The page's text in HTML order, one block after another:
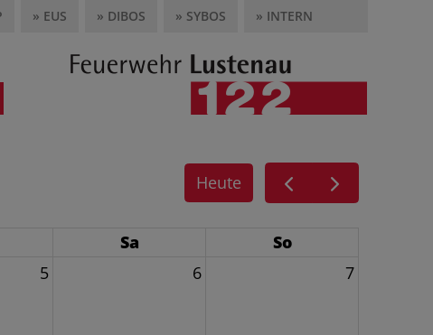
» EUS » DIBOS » SYBOS » INTERN
Heute
Sa
So
5 6 7